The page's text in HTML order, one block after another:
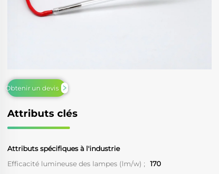
Attributs clés
Attributs spécifiques à l'industrie
Efficacité lumineuse des lampes (lm/w) ;
170
Obtenir un devis